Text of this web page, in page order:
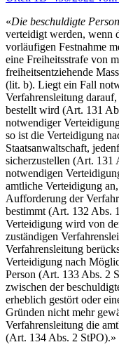
«Die beschuldigte
verteidigt werden, wenn
vorläufigen Festnahme
eine Freiheitsstrafe von
freiheitsentziehende
(lit. b). Liegt ein Fall
Verfahrensleitung
bestellt wird (Art. 131
notwendiger
so ist die Verteidigung
Staatsanwaltschaft,
sicherzustellen (Art. 131
notwendigen
amtliche Verteidigung
Aufforderung der
bestimmt (Art. 132 Abs.
Verteidigung wird von
zuständigen
Verfahrensleitung
Verteidigung nach
Person (Art. 133 Abs. 2
zwischen der
erheblich gestört oder
Gründen nicht mehr
Verfahrensleitung die
(Art. 134 Abs. 2 StPO).»